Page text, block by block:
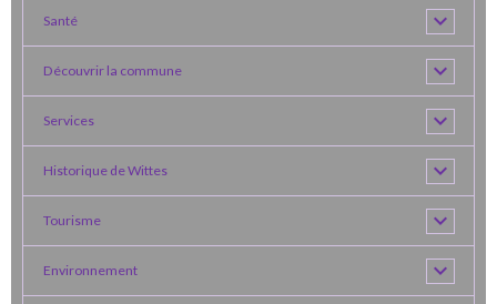
Santé
Découvrir la commune
Services
Historique de Wittes
Tourisme
Environnement